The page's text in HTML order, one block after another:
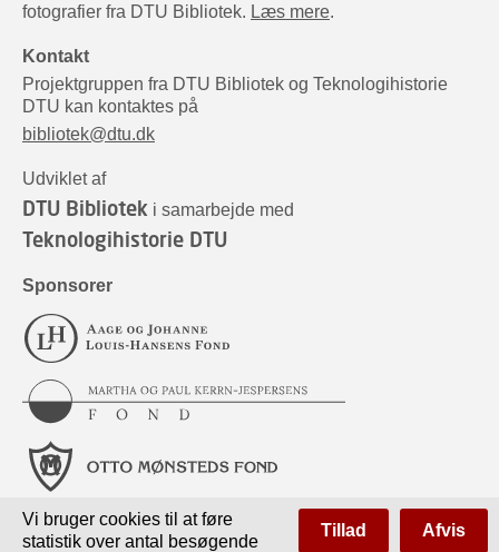
fotografier fra DTU Bibliotek. Læs mere.
Kontakt
Projektgruppen fra DTU Bibliotek og Teknologihistorie
DTU kan kontaktes på
bibliotek@dtu.dk
Udviklet af
DTU Bibliotek i samarbejde med
Teknologihistorie DTU
Sponsorer
Vi bruger cookies til at føre
statistik over antal besøgende
Tillad Afvis